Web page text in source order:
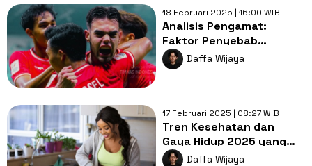
18 Februari 2025 | 16:00 WIB
Analisis Pengamat:
Faktor Penyebab
Kegagalan Timnas
Indonesia di Piala Asia U-
Daffa Wijaya
17 Februari 2025 | 08:27 WIB
Tren Kesehatan dan
Gaya Hidup 2025 yang
Wajib Dicoba
Daffa Wijaya